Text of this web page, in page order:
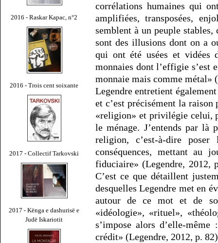
2016 - Raskar Kapac, n°2
2016 - Trois cent soixante
2017 - Collectif Tarkovski
2017 - Kënga e dashurisë e
Judë Iskariotit
corrélations humaines qui
amplifiées, transposées,
semblent à un peuple
sont des illusions dont on a
qui ont été usées et vidées
monnaies dont l’effigie s’est
monnaie mais comme métal»
Legendre entretient
et c’est précisément la
«religion» et privilégie celui,
le ménage. J’entends par là
religion, c’est-à-dire
conséquences, mettant au
fiduciaire» (Legendre, 2012,
C’est ce que détaillent
desquelles Legendre met en
autour de ce mot et de
«idéologie», «rituel»,
s’impose alors d’elle-
crédit» (Legendre, 2012, p.